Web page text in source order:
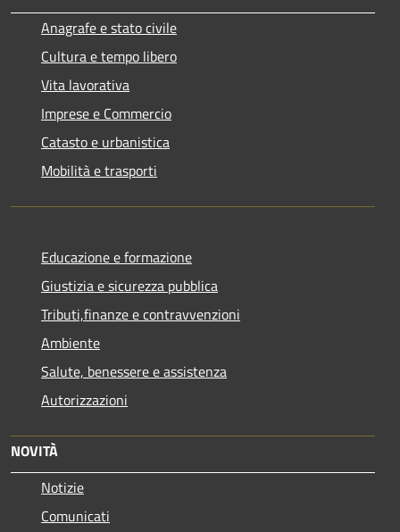
Anagrafe e stato civile
Cultura e tempo libero
Vita lavorativa
Imprese e Commercio
Catasto e urbanistica
Mobilità e trasporti
Educazione e formazione
Giustizia e sicurezza pubblica
Tributi,finanze e contravvenzioni
Ambiente
Salute, benessere e assistenza
Autorizzazioni
NOVITÀ
Notizie
Comunicati